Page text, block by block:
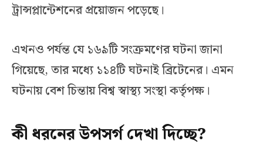
ট্রান্সপ্লান্টেশনের প্রয়োজন পড়েছে।
এখনও পর্যন্ত যে ১৬৯টি সংক্রমণের ঘটনা জানা
গিয়েছে, তার মধ্যে ১১৪টি ঘটনাই ব্রিটেনের। এমন
ঘটনায় বেশ চিন্তায় বিশ্ব স্বাস্থ্য সংস্থা কর্তৃপক্ষ।
কী ধরনের উপসর্গ দেখা দিচ্ছে?